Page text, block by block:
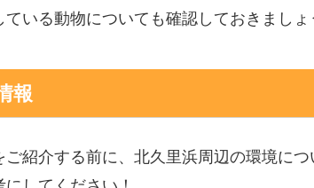
いる動物についても確認しておきましょ
報
紹介する前に、北久里浜周辺の環境につ